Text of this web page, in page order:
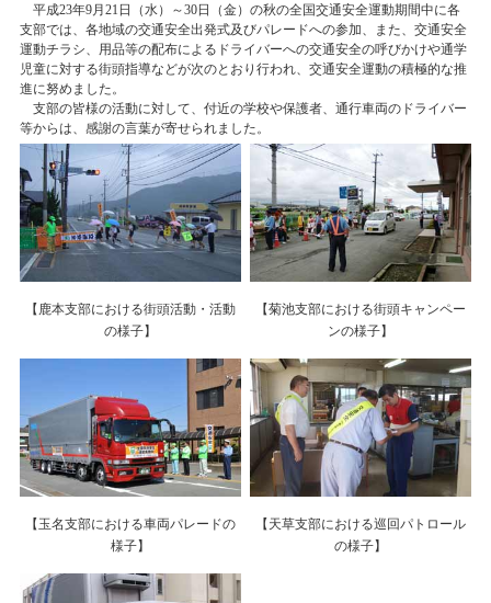
平成23年9月21日（水）～30日（金）の秋の全国交通安全運動期間中に各
支部では、各地域の交通安全出発式及びパレードへの参加、また、交通安全
運動チラシ、用品等の配布によるドライバーへの交通安全の呼びかけや通学
児童に対する街頭指導などが次のとおり行われ、交通安全運動の積極的な推
進に努めました。
支部の皆様の活動に対して、付近の学校や保護者、通行車両のドライバー
等からは、感謝の言葉が寄せられました。
【鹿本支部における街頭活動・活動
の様子】
【菊池支部における街頭キャンペー
ンの様子】
【玉名支部における車両パレードの
様子】
【天草支部における巡回パトロール
の様子】